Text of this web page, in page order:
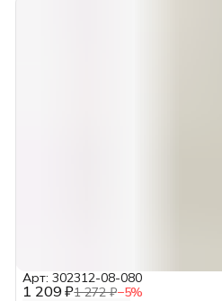
1 209 ₽1 272 ₽−5%
Арт: 302312-08-080